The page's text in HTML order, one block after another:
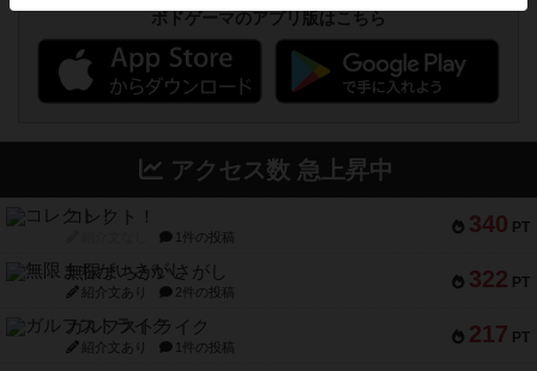
ボドゲーマのアプリ版はこちら
アクセス数 急上昇中
340 PT
コレクト！
1件の投稿
322 PT
無限まちがいさがし
紹介文あり 2件の投稿
217 PT
ガルフストライク
紹介文あり 1件の投稿